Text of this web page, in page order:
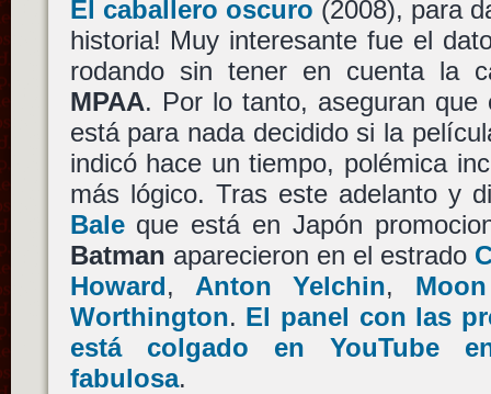
El caballero oscuro (2008), para
historia! Muy interesante fue el
rodando sin tener en cuenta la
MPAA. Por lo tanto, aseguran que
está para nada decidido si la
indicó hace un tiempo, polémica
más lógico. Tras este adelanto y
Baleque está en Japón
Batman aparecieron en el estrado
Howard, Anton Yelchin,
Worthington. El panel con las
está colgado en YouTube
fabulosa.